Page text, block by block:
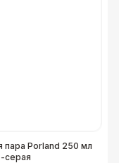
пара Porland 250 мл
серая